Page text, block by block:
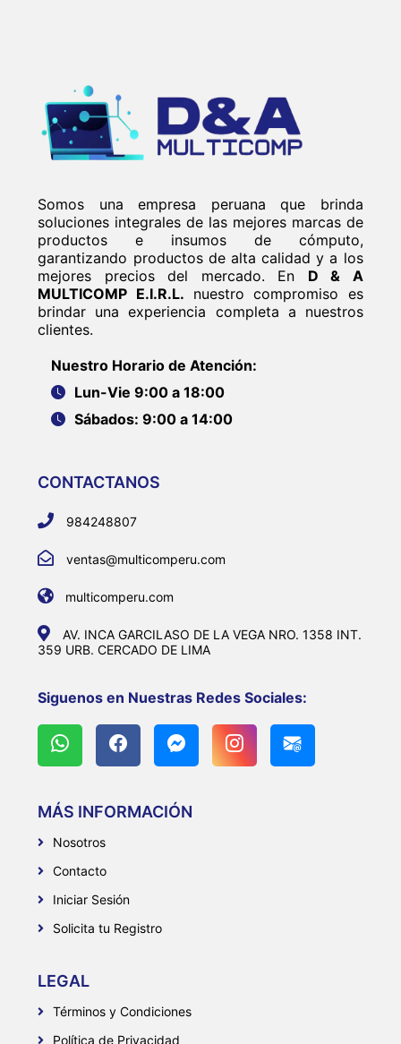
Somos una empresa peruana que brinda
soluciones integrales de las mejores marcas de
productos e insumos de cómputo,
garantizando productos de alta calidad y a los
mejores precios del mercado. En D & A
MULTICOMP E.I.R.L. nuestro compromiso es
brindar una experiencia completa a nuestros
clientes.
Nuestro Horario de Atención:
Lun-Vie 9:00 a 18:00
Sábados: 9:00 a 14:00
CONTACTANOS
984248807
ventas@multicomperu.com
multicomperu.com
AV. INCA GARCILASO DE LA VEGA NRO. 1358 INT.
359 URB. CERCADO DE LIMA
Siguenos en Nuestras Redes Sociales:
MÁS INFORMACIÓN
Nosotros
Contacto
Iniciar Sesión
Solicita tu Registro
LEGAL
Términos y Condiciones
Política de Privacidad